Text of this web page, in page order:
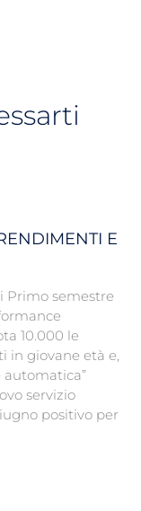
E
Primo semestre
10.000 le
in giovane età e,
automatica”
servizio
positivo per